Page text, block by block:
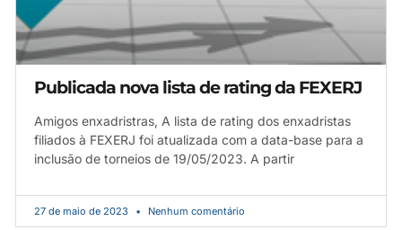
Publicada nova lista de rating da FEXERJ
Amigos enxadristras, A lista de rating dos enxadristas
filiados à FEXERJ foi atualizada com a data-base para a
inclusão de torneios de 19/05/2023. A partir
27 de maio de 2023 Nenhum comentário